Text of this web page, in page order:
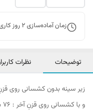
زمان آماده‌سازی2 روز
توضیحات نظرات
زیر سینه بدون کشسانی روی قزنِ آخر
و با کشسانی روی قزنِ آخر : 76 سانتی متر